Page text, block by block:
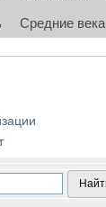
Средние века